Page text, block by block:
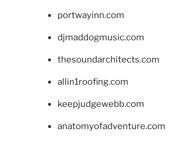
portwayinn.com
djmaddogmusic.com
thesoundarchitects.com
allin1roofing.com
keepjudgewebb.com
anatomyofadventure.com